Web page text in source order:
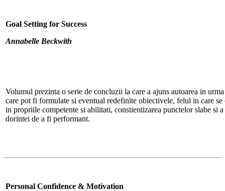
Goal Setting for Success
Annabelle Beckwith
Volumul prezinta o serie de concluzii la care a ajuns autoarea in
care pot fi formulate si eventual redefinite obiectivele, felul in care
in propriile competente si abilitati, constientizarea punctelor slabe si
dorintei de a fi performant.
Personal Confidence & Motivation